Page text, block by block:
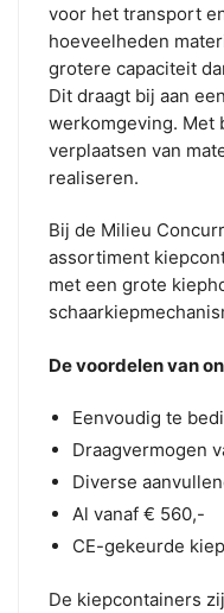
voor het transport
hoeveelheden
grotere capaciteit
Dit draagt bij aan
werkomgeving. Met
verplaatsen van
realiseren.
Bij de Milieu
assortiment
met een grote
De voordelen van
Eenvoudig te
Draagvermogen
Diverse
Al vanaf € 560,-
CE-gekeurde
De kiepcontainers